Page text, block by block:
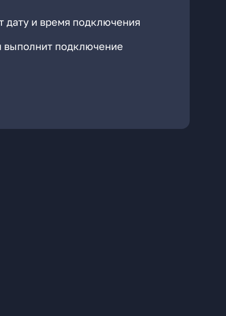
дату и время подключения
выполнит подключение